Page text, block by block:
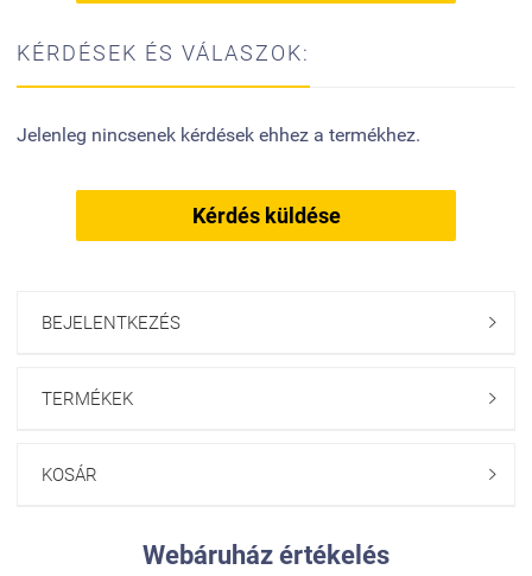
KÉRDÉSEK ÉS VÁLASZOK:
Jelenleg nincsenek kérdések ehhez a termékhez.
Kérdés küldése
BEJELENTKEZÉS 
TERMÉKEK 
KOSÁR 
Webáruház értékelés